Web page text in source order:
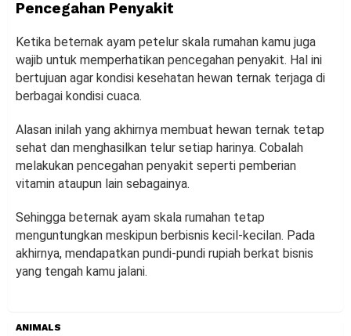
Pencegahan Penyakit
Ketika beternak ayam petelur skala rumahan kamu juga
wajib untuk memperhatikan pencegahan penyakit. Hal ini
bertujuan agar kondisi kesehatan hewan ternak terjaga di
berbagai kondisi cuaca.
Alasan inilah yang akhirnya membuat hewan ternak tetap
sehat dan menghasilkan telur setiap harinya. Cobalah
melakukan pencegahan penyakit seperti pemberian
vitamin ataupun lain sebagainya.
Sehingga beternak ayam skala rumahan tetap
menguntungkan meskipun berbisnis kecil-kecilan. Pada
akhirnya, mendapatkan pundi-pundi rupiah berkat bisnis
yang tengah kamu jalani.
ANIMALS